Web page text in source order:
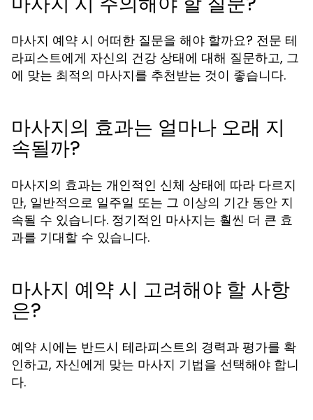
마사지 예약 시 어떠한 질문을 해야 할까요? 전문 테
라피스트에게 자신의 건강 상태에 대해 질문하고, 그
에 맞는 최적의 마사지를 추천받는 것이 좋습니다.
마사지의 효과는 얼마나 오래 지
속될까?
마사지의 효과는 개인적인 신체 상태에 따라 다르지
만, 일반적으로 일주일 또는 그 이상의 기간 동안 지
속될 수 있습니다. 정기적인 마사지는 훨씬 더 큰 효
과를 기대할 수 있습니다.
마사지 예약 시 고려해야 할 사항
은?
예약 시에는 반드시 테라피스트의 경력과 평가를 확
인하고, 자신에게 맞는 마사지 기법을 선택해야 합니
다.